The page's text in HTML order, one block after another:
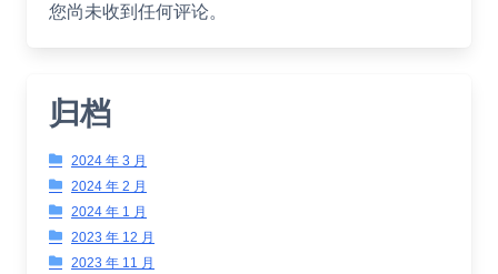
您尚未收到任何评论。
归档
2024 年 3 月
2024 年 2 月
2024 年 1 月
2023 年 12 月
2023 年 11 月